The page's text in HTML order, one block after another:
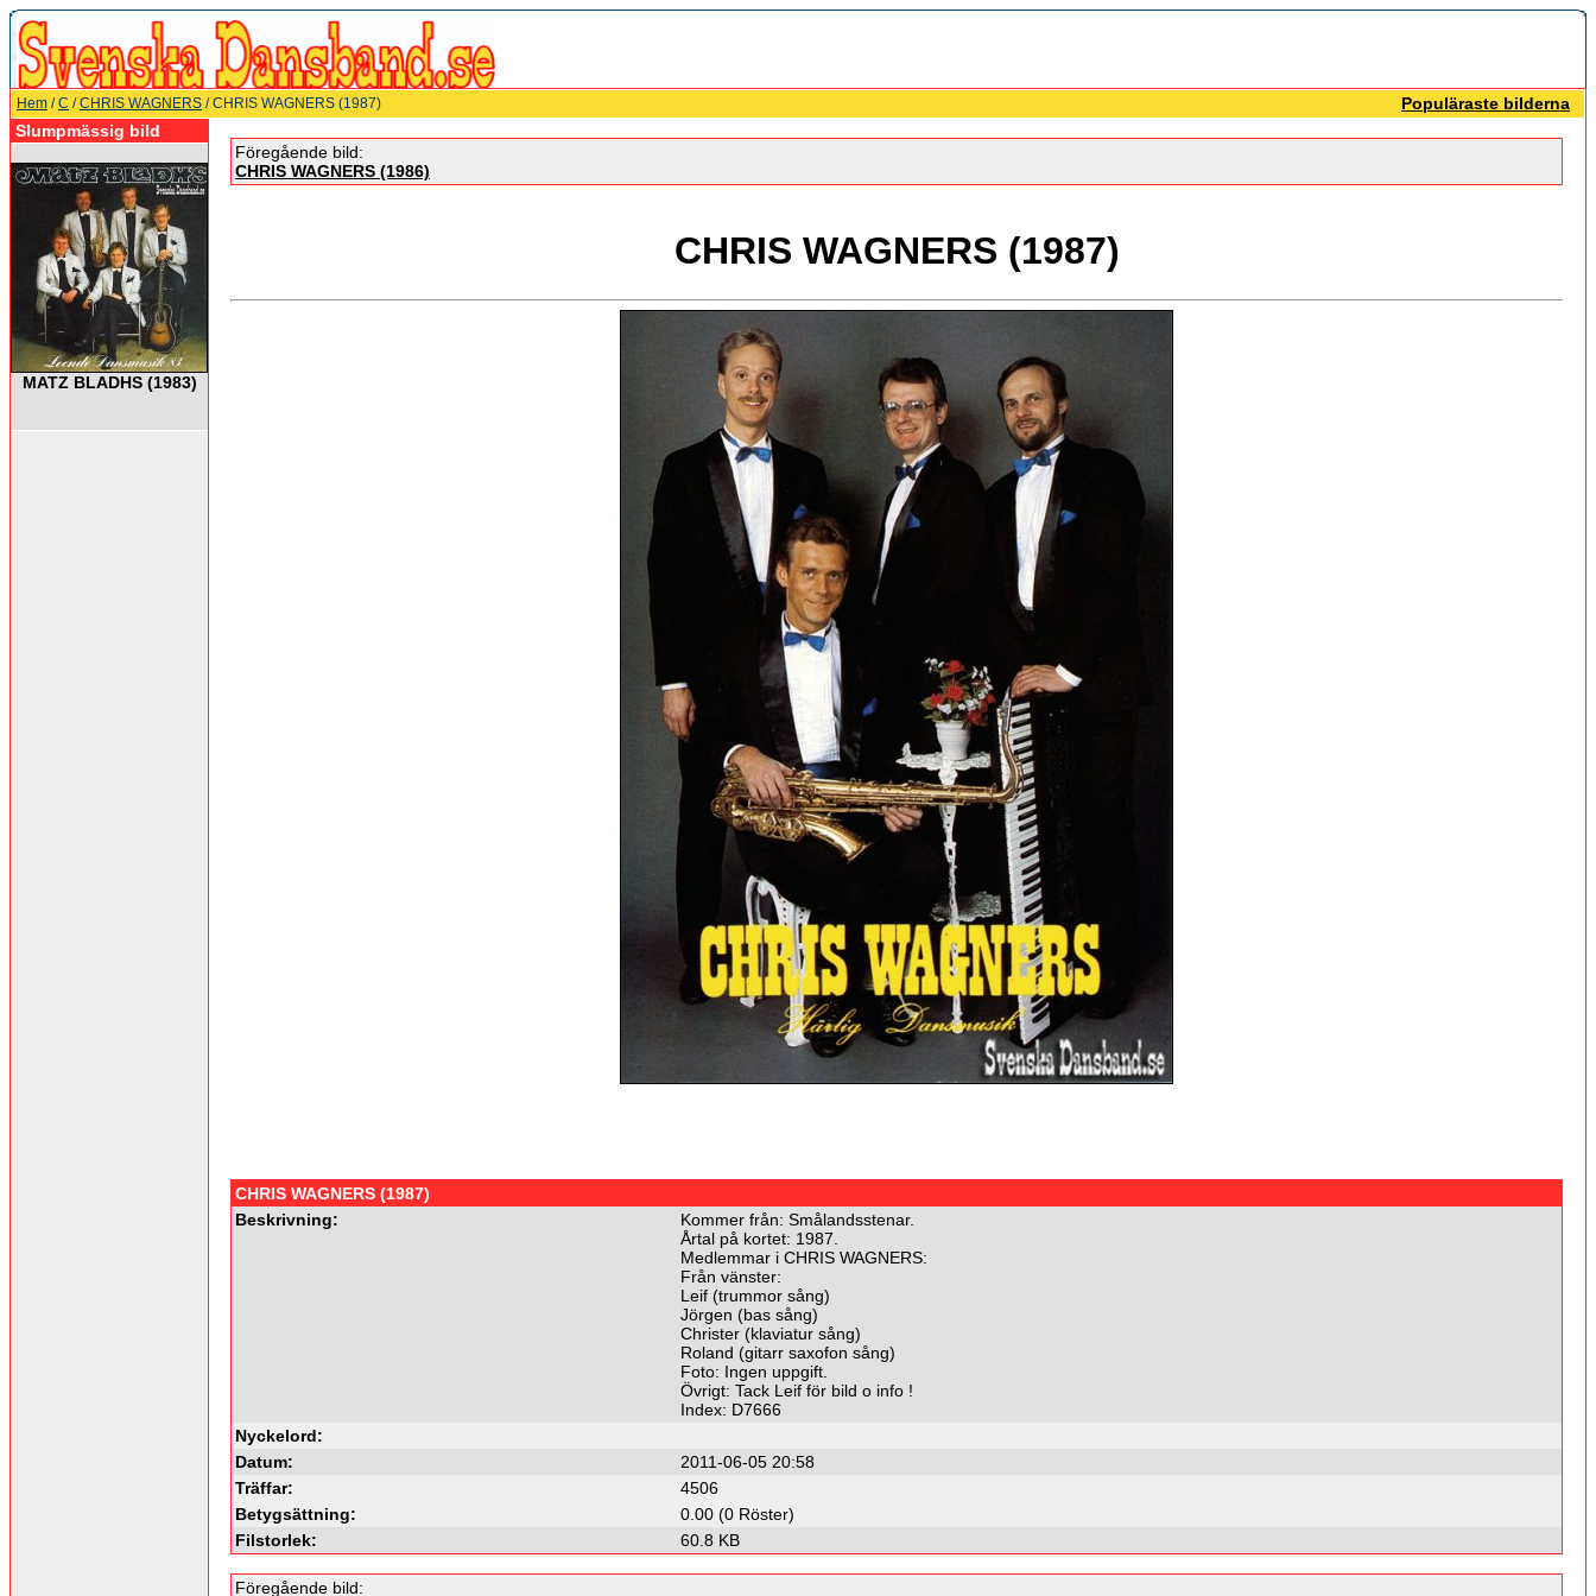
Hem /C /CHRIS WAGNERS / CHRIS WAGNERS (1987)
Populäraste bilderna
Slumpmässig bild
MATZ BLADHS (1983)
Föregående bild:
CHRIS WAGNERS (1986)
CHRIS WAGNERS (1987)
CHRIS WAGNERS (1987)
Beskrivning:
Kommer från: Smålandsstenar.
Årtal på kortet: 1987.
Medlemmar i CHRIS WAGNERS:
Från vänster:
Leif (trummor sång)
Jörgen (bas sång)
Christer (klaviatur sång)
Roland (gitarr saxofon sång)
Foto: Ingen uppgift.
Övrigt: Tack Leif för bild o info !
Index: D7666
Nyckelord:
Datum:
2011-06-05 20:58
Träffar:
4506
Betygsättning:
0.00 (0 Röster)
Filstorlek:
60.8 KB
Föregående bild: